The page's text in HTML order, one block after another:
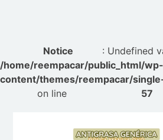
Notice
: Undefined
/home/reempacar/public_html/wp-
content/themes/reempacar/
on line
57